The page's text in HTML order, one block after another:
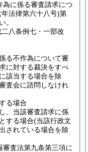
為に係る審査請求につ
法律第六十八号)第
。
八条例七・一部改
る不作為について審
に対する裁決をすべ
該当する場合を除
査会に諮問しなけれ
る場合
、当該審査請求に係
する場合(当該行政文
されている場合を除
査法第九条第三項に